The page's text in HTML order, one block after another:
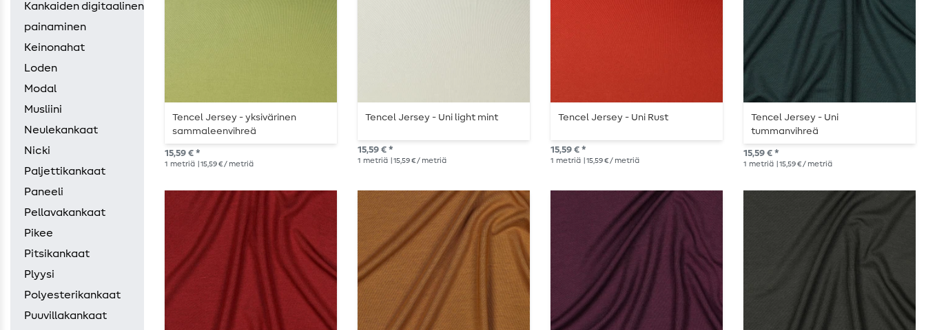
Kankaiden digitaalinen
painaminen
Keinonahat
Loden
Modal
Musliini
Neulekankaat
Nicki
Paljettikankaat
Paneeli
Pellavakankaat
Pikee
Pitsikankaat
Plyysi
Polyesterikankaat
Puuvillakankaat
Tencel Jersey - yksivärinen
sammaleenvihreä
15,59 € *
1 metriä | 15,59 € / metriä
Tencel Jersey - Uni light mint
15,59 € *
1 metriä | 15,59 € / metriä
Tencel Jersey - Uni Rust
15,59 € *
1 metriä | 15,59 € / metriä
Tencel Jersey - Uni
tummanvihreä
15,59 € *
1 metriä | 15,59 € / metriä